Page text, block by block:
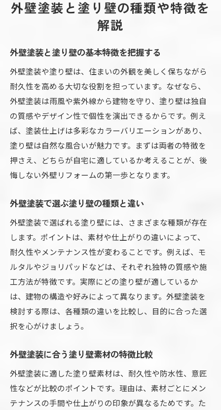
外壁塗装と塗り壁の長所短所を徹底比較
外壁塗装で塗り壁を選ぶメリットと注意点
外壁塗装のデメリットと塗り壁の違いを整
理
外壁塗装と塗り壁のコスト面を比較検証
外壁塗装で後悔しない選択のコツを紹介
外壁塗装と塗り壁のデザイン性を比較する
塗り壁外壁の後悔しない選び方のポイント
外壁塗装で後悔しない塗り壁選びのコツ
外壁塗装と塗り壁の素材選定ポイント
外壁塗装と塗り壁の耐久性を見極める
外壁塗装で塗り壁の色選びの注意点
外壁塗装と塗り壁の施工業者の選び方
外壁塗装と塗り壁のメンテナンス方法とは
外壁塗装と塗り壁の長持ちメンテナンス術
外壁塗装で塗り壁の汚れ対策を徹底解説
外壁塗装と塗り壁のメンテナンス頻度の目
安
外壁塗装後の塗り壁補修ポイントを知る
外壁塗装に適した塗り壁の劣化対策法
外壁塗装でおしゃれな塗り壁を実現するコツ
外壁塗装で叶えるおしゃれな塗り壁実例
外壁塗装と塗り壁の種類や特徴を
解説
外壁塗装と塗り壁の基本特徴を把握する
外壁塗装や塗り壁は、住まいの外観を美しく保ちながら
耐久性を高める大切な役割を担っています。なぜなら、
外壁塗装は雨風や紫外線から建物を守り、塗り壁は独自
の質感やデザイン性で個性を演出できるからです。例え
ば、塗装仕上げは多彩なカラーバリエーションがあり、
塗り壁は自然な風合いが魅力です。まずは両者の特徴を
押さえ、どちらが自宅に適しているか考えることが、後
悔しない外壁リフォームの第一歩となります。
外壁塗装で選ぶ塗り壁の種類と違い
外壁塗装で選ばれる塗り壁には、さまざまな種類が存在
します。ポイントは、素材や仕上がりの違いによって、
耐久性やメンテナンス性が変わることです。例えば、モ
ルタルやジョリパッドなどは、それぞれ独特の質感や施
工方法が特徴です。実際にどの塗り壁が適しているか
は、建物の構造や好みによって異なります。外壁塗装を
検討する際は、各種類の違いを比較し、目的に合った選
択を心がけましょう。
外壁塗装に合う塗り壁素材の特徴比較
外壁塗装に適した塗り壁素材は、耐久性や防水性、意匠
性などが比較のポイントです。理由は、素材ごとにメン
テナンスの手間や仕上がりの印象が異なるためです。た